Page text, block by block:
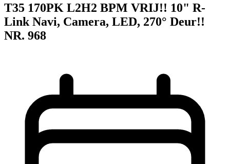
T35 170PK L2H2 BPM VRIJ!! 10" R-
Link Navi, Camera, LED, 270° Deur!!
NR. 968